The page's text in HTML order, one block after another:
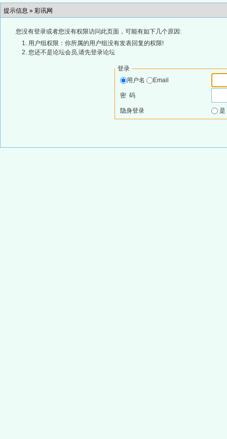
提示信息 » 彩讯网
您没有登录或者您没有权限访问此页面，可能有如下几个原因:
用户组权限：你所属的用户组没有发表回复的权限!
您还不是论坛会员,请先登录论坛
登录
用户名
Email
密 码
隐身登录